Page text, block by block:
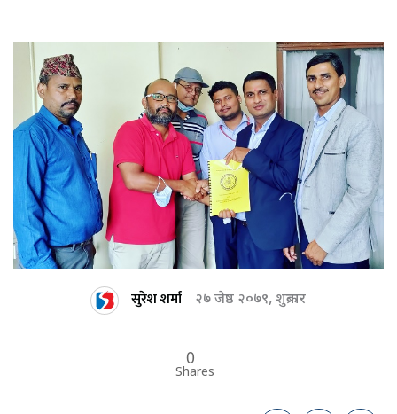
सुरेश शर्मा २७ जेष्ठ २०७९, शुक्रबार
0
Shares